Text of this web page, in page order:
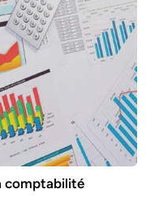
comptabilité